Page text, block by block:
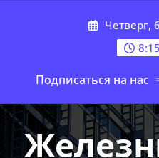
Четверг,
Подписаться на нас